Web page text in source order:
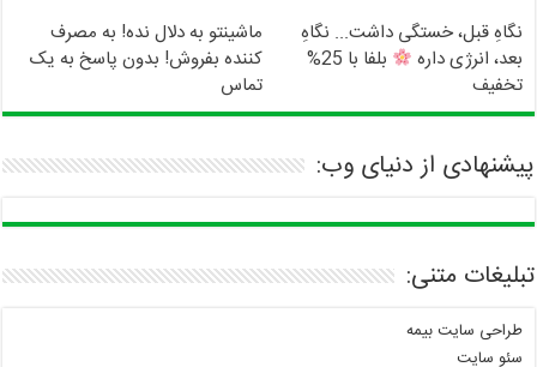
نگاهِ قبل، خستگی داشت... نگاهِ
بعد، انرژی داره
بلفا با 25%
تخفیف
ماشینتو به دلال نده! به مصرف
کننده بفروش! بدون پاسخ به یک
تماس
پیشنهادی از دنیای وب:
تبلیغات متنی:
طراحی سایت بیمه
سئو سایت